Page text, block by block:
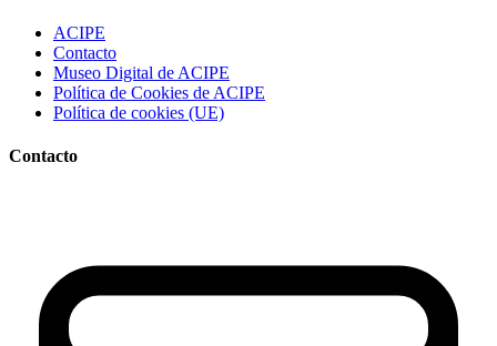
ACIPE
Contacto
Museo Digital de ACIPE
Política de Cookies de ACIPE
Política de cookies (UE)
Contacto